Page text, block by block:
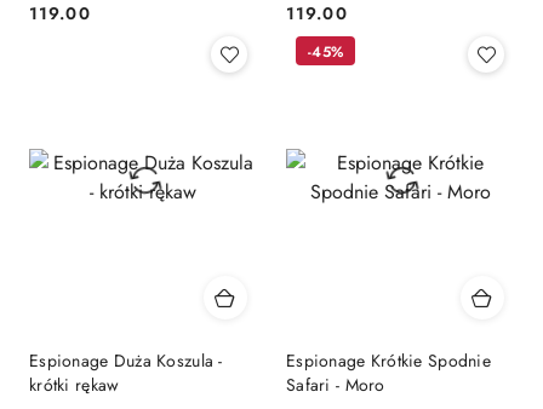
Cena:
119.00 Cena:
119.00
Espionage Duża Koszula -
krótki rękaw
Espionage Krótkie Spodnie
Safari - Moro
-45%